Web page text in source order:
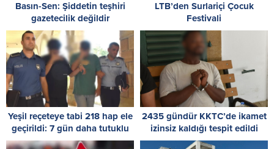
Basın-Sen: Şiddetin teşhiri
gazetecilik değildir
LTB’den Surlariçi Çocuk
Festivali
Yeşil reçeteye tabi 218 hap ele
geçirildi: 7 gün daha tutuklu
kalacaklar
2435 gündür KKTC’de ikamet
izinsiz kaldığı tespit edildi